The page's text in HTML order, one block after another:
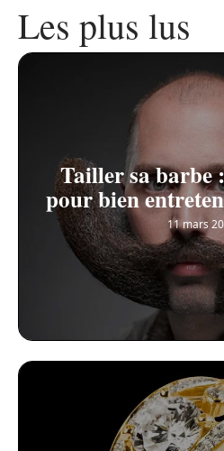
Les plus lus
Tailler sa barbe
pour bien
11 mars